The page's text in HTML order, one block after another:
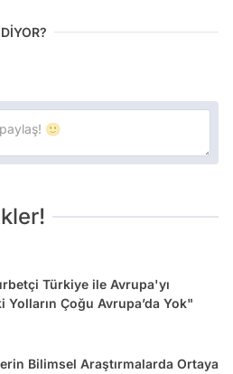
Türkiye ile Avrupa'yı
Yolların Çoğu Avrupa’da Yok"
Bilimsel Araştırmalarda Ortaya